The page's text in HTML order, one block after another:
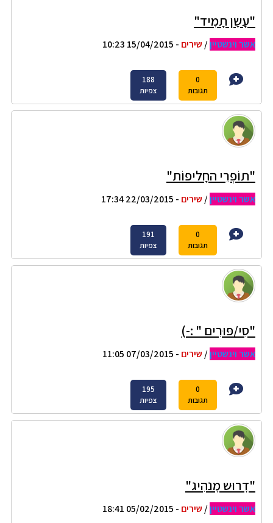
"עָשָן תָמִיד"
אשר וינשטיין/ שירים - 15/04/2015 10:23
0
תגובות
188
צפיות
"תוֹפְרֵי החָליפוֹת"
אשר וינשטיין/ שירים - 22/03/2015 17:34
0
תגובות
191
צפיות
"סִי/פּוּרִים " :-)
אשר וינשטיין/ שירים - 07/03/2015 11:05
0
תגובות
195
צפיות
"דָרוּש מָנהִיג"
אשר וינשטיין/ שירים - 05/02/2015 18:41